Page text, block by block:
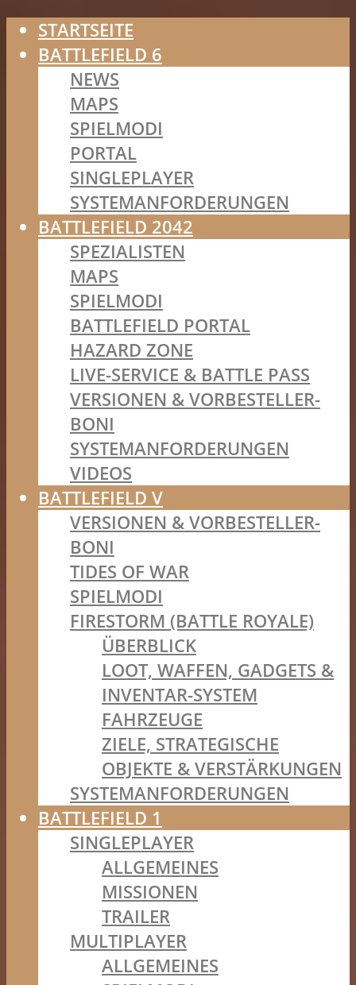
STARTSEITE
BATTLEFIELD 6
NEWS
MAPS
SPIELMODI
PORTAL
SINGLEPLAYER
SYSTEMANFORDERUNGEN
BATTLEFIELD 2042
SPEZIALISTEN
MAPS
SPIELMODI
BATTLEFIELD PORTAL
HAZARD ZONE
LIVE-SERVICE & BATTLE PASS
VERSIONEN & VORBESTELLER-
BONI
SYSTEMANFORDERUNGEN
VIDEOS
BATTLEFIELD V
VERSIONEN & VORBESTELLER-
BONI
TIDES OF WAR
SPIELMODI
FIRESTORM (BATTLE ROYALE)
ÜBERBLICK
LOOT, WAFFEN, GADGETS &
INVENTAR-SYSTEM
FAHRZEUGE
ZIELE, STRATEGISCHE
OBJEKTE & VERSTÄRKUNGEN
SYSTEMANFORDERUNGEN
BATTLEFIELD 1
SINGLEPLAYER
ALLGEMEINES
MISSIONEN
TRAILER
MULTIPLAYER
ALLGEMEINES